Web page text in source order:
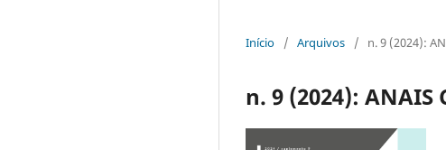
Início / Arquivos / n. 9 (2024):
n. 9 (2024): ANAIS